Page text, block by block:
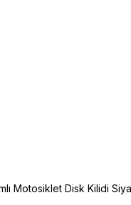
Motosiklet Disk Kilidi